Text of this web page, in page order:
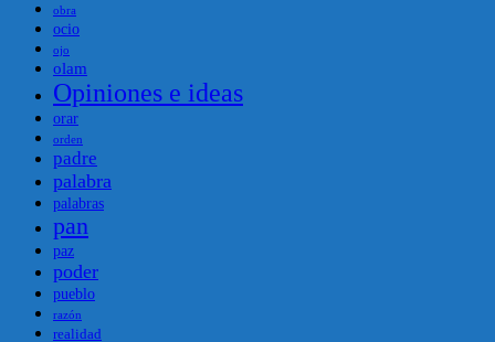
obra
ocio
ojo
olam
Opiniones e ideas
orar
orden
padre
palabra
palabras
pan
paz
poder
pueblo
razón
realidad